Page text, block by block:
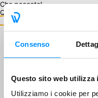
Consenso
Questo sito web utilizza
Utilizziamo i cookie per
Che peccato!
Questo GA non è disponibile.